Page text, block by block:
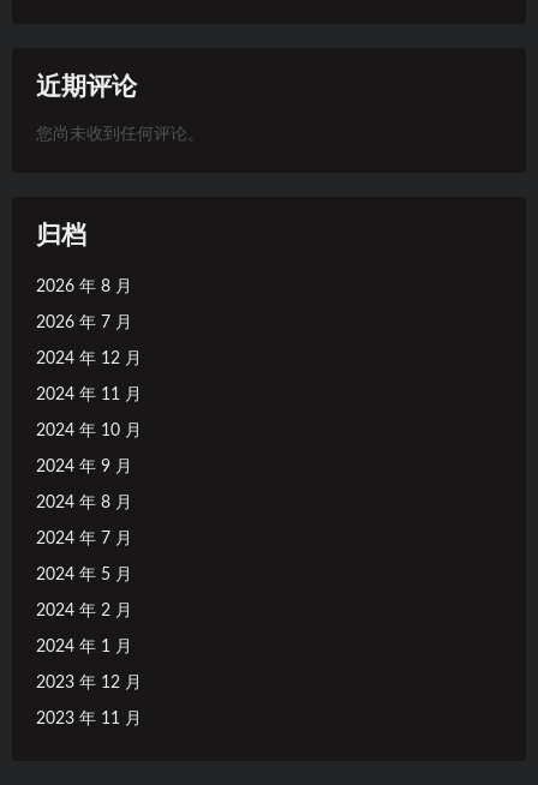
近期评论
您尚未收到任何评论。
归档
2026 年 8 月
2026 年 7 月
2024 年 12 月
2024 年 11 月
2024 年 10 月
2024 年 9 月
2024 年 8 月
2024 年 7 月
2024 年 5 月
2024 年 2 月
2024 年 1 月
2023 年 12 月
2023 年 11 月